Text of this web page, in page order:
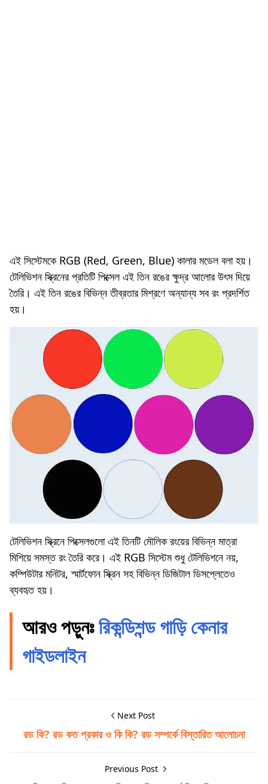
এই সিস্টেমকে RGB (Red, Green, Blue) কালার মডেল বলা হয়।
টেলিভিশন স্ক্রিনের প্রতিটি পিক্সেল এই তিন রঙের ক্ষুদ্র আলোর উৎস দিয়ে
তৈরি। এই তিন রঙের বিভিন্ন তীব্রতার মিশ্রণে অন্যান্য সব রং প্রদর্শিত
হয়।
টেলিভিশন স্ক্রিনে পিক্সেলগুলো এই তিনটি মৌলিক রংয়ের বিভিন্ন মাত্রা
মিশিয়ে সমস্ত রং তৈরি করে। এই RGB সিস্টেম শুধু টেলিভিশনে নয়,
কম্পিউটার মনিটর, স্মার্টফোন স্ক্রিন সহ বিভিন্ন ডিজিটাল ডিসপ্লেতেও
ব্যবহৃত হয়।
আরও পড়ুনঃরিকন্ডিশন্ড গাড়ি কেনার
গাইডলাইন
Next Post
রড কি? রড কত প্রকার ও কি কি? রড সম্পর্কে বিস্তারিত আলোচনা
Previous Post